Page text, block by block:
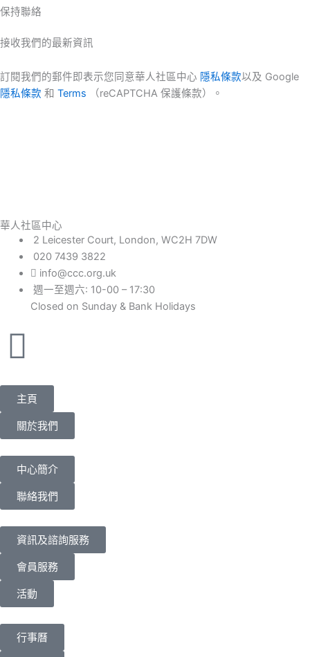
保持聯絡
接收我們的最新資訊
訂閱我們的郵件即表示您同意華人社區中心 隱私條款以及 Google
隱私條款 和 Terms （reCAPTCHA 保護條款）。
華人社區中心
2 Leicester Court, London, WC2H 7DW
020 7439 3822
info@ccc.org.uk
週一至週六: 10-00 – 17:30
Closed on Sunday & Bank Holidays
Facebook-
square
主頁
關於我們
中心簡介
聯絡我們
資訊及諮詢服務
會員服務
活動
行事曆